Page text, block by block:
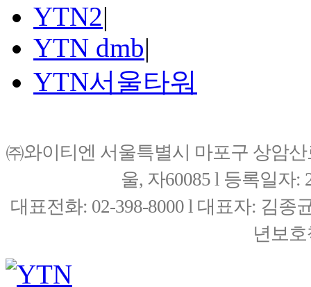
YTN2|
YTN dmb|
YTN서울타워
㈜와이티엔 서울특별시 마포구 상암
울, 자60085 l 등록일자:
대표전화: 02-398-8000 l 대표자: 김종
년보